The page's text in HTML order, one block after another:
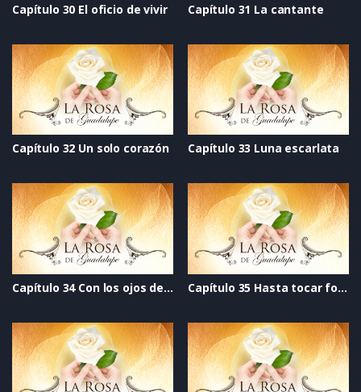
Capítulo 30 El oficio de vivir Capítulo 31 La cantante
Capítulo 32 Un solo corazón Capítulo 33 Luna escarlata
Capítulo 34 Con los ojos del alma Capítulo 35 Hasta tocar fondo